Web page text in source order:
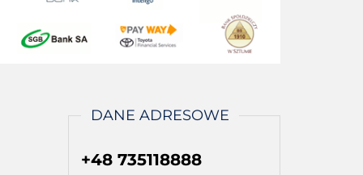
DANE ADRESOWE
+48 735118888